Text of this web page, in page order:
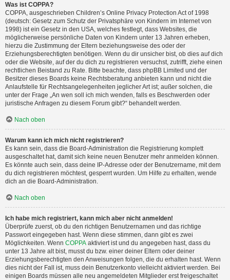
Was ist COPPA?
COPPA, ausgeschrieben Children’s Online Privacy Protection Act of 1998
(deutsch: Gesetz zum Schutz der Privatsphäre von Kindern im Internet von
1998) ist ein Gesetz in den USA, welches festlegt, dass Websites, die
möglicherweise persönliche Daten von Kindern unter 13 Jahren erheben,
hierzu die Zustimmung der Eltern beziehungsweise des oder der
Erziehungsberechtigten benötigen. Wenn du dir unsicher bist, ob dies auf dich
oder die Website, auf der du dich zu registrieren versuchst, zutrifft, ziehe einen
rechtlichen Beistand zu Rate. Bitte beachte, dass phpBB Limited und der
Besitzer dieses Boards keine Rechtsberatung anbieten kann und nicht die
Anlaufstelle für Rechtsangelegenheiten jeglicher Art ist; außer solchen, die
unter der Frage „An wen soll ich mich wenden, falls es Beschwerden oder
juristische Anfragen zu diesem Forum gibt?“ behandelt werden.
Nach oben
Warum kann ich mich nicht registrieren?
Es kann sein, dass die Board-Administration die Registrierung komplett
ausgeschaltet hat, damit sich keine neuen Benutzer mehr anmelden können.
Es könnte auch sein, dass deine IP-Adresse oder der Benutzername, mit dem
du dich registrieren möchtest, gesperrt wurden. Um Hilfe zu erhalten, wende
dich an die Board-Administration.
Nach oben
Ich habe mich registriert, kann mich aber nicht anmelden!
Überprüfe zuerst, ob du den richtigen Benutzernamen und das richtige
Passwort eingegeben hast. Wenn diese stimmen, dann gibt es zwei
Möglichkeiten. Wenn COPPA aktiviert ist und du angegeben hast, dass du
unter 13 Jahre alt bist, musst du bzw. einer deiner Eltern oder deiner
Erziehungsberechtigten den Anweisungen folgen, die du erhalten hast. Wenn
dies nicht der Fall ist, muss dein Benutzerkonto vielleicht aktiviert werden. Bei
einigen Boards müssen alle neu angemeldeten Mitglieder erst freigeschaltet